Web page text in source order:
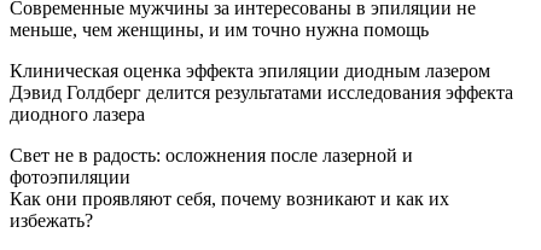
Современные мужчины за интересованы в эпиляции не
меньше, чем женщины, и им точно нужна помощь
Клиническая оценка эффекта эпиляции диодным лазером
Дэвид Голдберг делится результатами исследования эффекта
диодного лазера
Свет не в радость: осложнения после лазерной и
фотоэпиляции
Как они проявляют себя, почему возникают и как их
избежать?